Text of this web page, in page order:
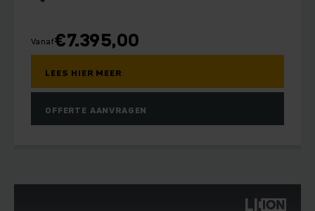
Vanaf€7.395,00
LEES HIER MEER
OFFERTE AANVRAGEN